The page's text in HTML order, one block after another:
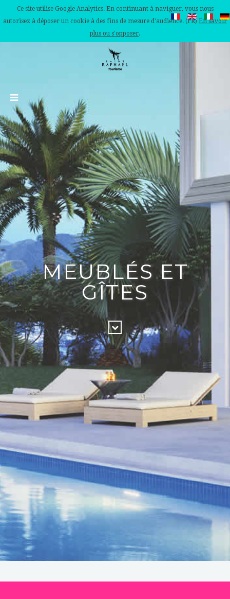
Ce site utilise Google Analytics. En continuant à naviguer, vous nous
autorisez à déposer un cookie à des fins de mesure d'audience. (FR) En savoir
plus ou s'opposer.
MEUBLÉS ET
GÎTES